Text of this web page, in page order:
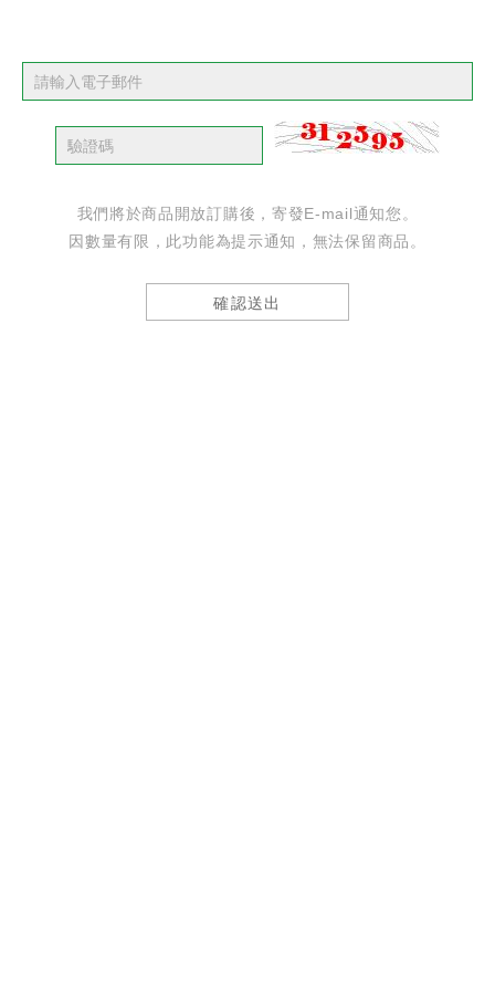
我們將於商品開放訂購後，寄發E-mail通知您。
因數量有限，此功能為提示通知，無法保留商品。
確認送出